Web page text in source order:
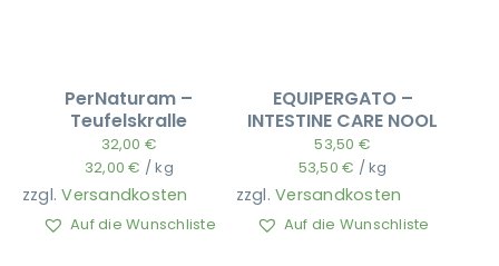
PerNaturam –
Teufelskralle
32,00 €
32,00€ /kg
zzgl.Versandkosten
Auf die Wunschliste
EQUIPERGATO –
INTESTINE CARE NOOL
53,50 €
53,50€ /kg
zzgl.Versandkosten
Auf die Wunschliste